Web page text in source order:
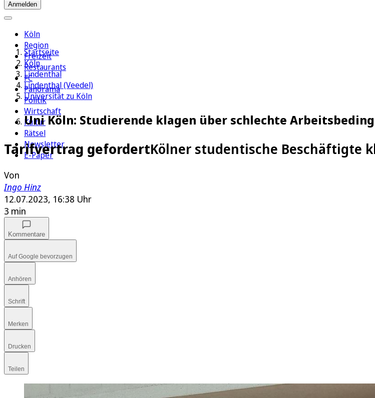
Anmelden
Köln
Region
Freizeit
Restaurants
FC
Panorama
Politik
Wirtschaft
Kultur
Rätsel
Newsletter
E-Paper
Startseite
Köln
Lindenthal
Lindenthal (Veedel)
Universität zu Köln
Uni Köln: Studierende klagen über schlechte
Tarifvertrag gefordertKölner studentische Beschäftigte
Von
Ingo Hinz
12.07.2023, 16:38 Uhr
3 min
Kommentare
Auf Google bevorzugen
Anhören
Schrift
Merken
Drucken
Teilen